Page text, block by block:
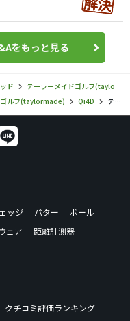
をもっと見る
ド
テーラーメイドゴルフ(taylormade)
ゴルフ(taylormade) Qi4D テーラーメイドゴルフ／Qi4D／Qi4D MAX LITE WOMEN’S フェアウェイウッドの口コミ評価
ッジ パター
ボール
ェア
距離計測器
クチコミ評価ランキング